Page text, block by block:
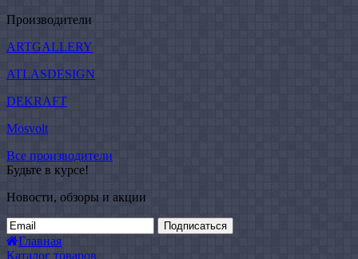
Производители
ARTGALLERY
ATLASDESIGN
DEKRAFT
Mosvolt
Все производители
Будьте в курсе!
Новости, обзоры и акции
Подписаться
Главная
Каталог товаров